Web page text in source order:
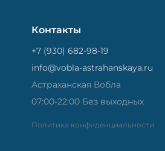
Контакты
+7 (930) 682-98-19
info@vobla-astrahanskaya.ru
Астраханская Вобла
07:00-22:00 Без выходных
Политика конфиденциальности